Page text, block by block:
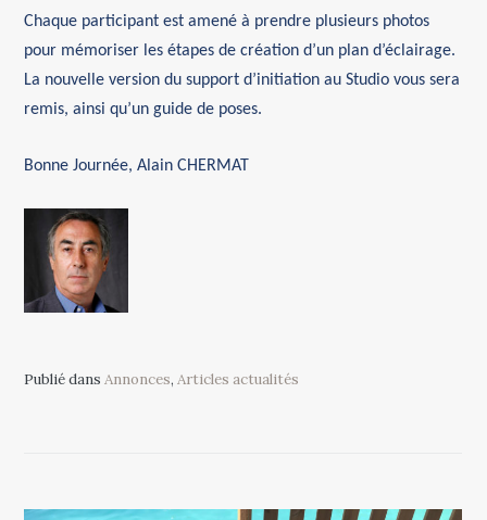
Chaque participant est amené à prendre plusieurs photos
pour mémoriser les étapes de création d’un plan d’éclairage.
La nouvelle version du support d’initiation au Studio vous sera
remis, ainsi qu’un guide de poses.
Bonne Journée, Alain CHERMAT
Publié dansAnnonces,Articles actualités